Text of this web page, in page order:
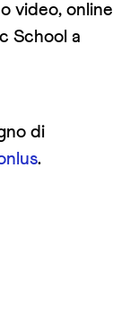
video, online
School a
di
.